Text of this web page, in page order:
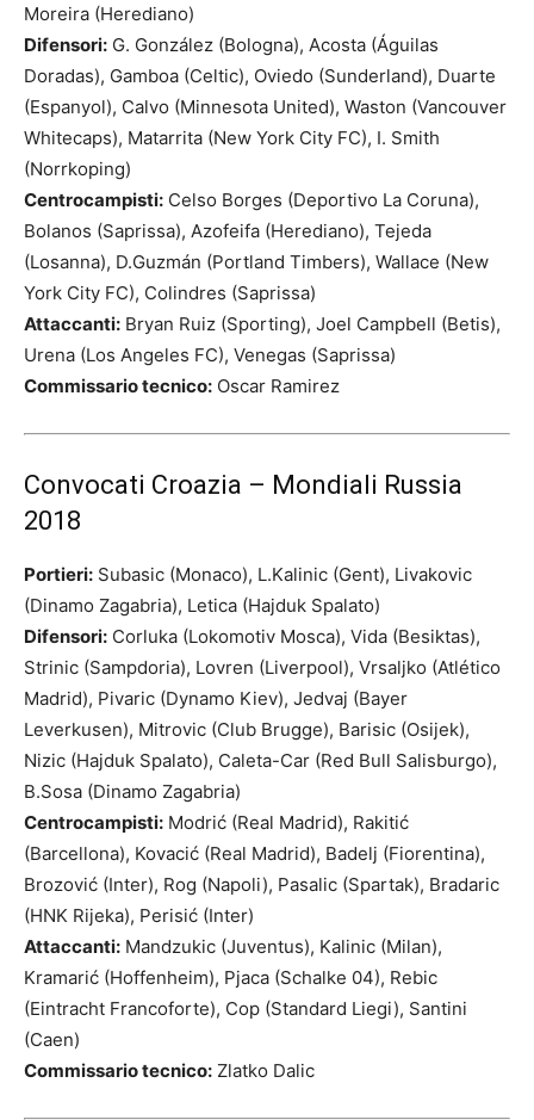
Moreira (Herediano)
Difensori: G. González (Bologna), Acosta (Águilas
Doradas), Gamboa (Celtic), Oviedo (Sunderland), Duarte
(Espanyol), Calvo (Minnesota United), Waston (Vancouver
Whitecaps), Matarrita (New York City FC), I. Smith
(Norrkoping)
Centrocampisti: Celso Borges (Deportivo La Coruna),
Bolanos (Saprissa), Azofeifa (Herediano), Tejeda
(Losanna), D.Guzmán (Portland Timbers), Wallace (New
York City FC), Colindres (Saprissa)
Attaccanti: Bryan Ruiz (Sporting), Joel Campbell (Betis),
Urena (Los Angeles FC), Venegas (Saprissa)
Commissario tecnico: Oscar Ramirez
Convocati Croazia – Mondiali Russia
2018
Portieri: Subasic (Monaco), L.Kalinic (Gent), Livakovic
(Dinamo Zagabria), Letica (Hajduk Spalato)
Difensori: Corluka (Lokomotiv Mosca), Vida (Besiktas),
Strinic (Sampdoria), Lovren (Liverpool), Vrsaljko (Atlético
Madrid), Pivaric (Dynamo Kiev), Jedvaj (Bayer
Leverkusen), Mitrovic (Club Brugge), Barisic (Osijek),
Nizic (Hajduk Spalato), Caleta-Car (Red Bull Salisburgo),
B.Sosa (Dinamo Zagabria)
Centrocampisti: Modrić (Real Madrid), Rakitić
(Barcellona), Kovacić (Real Madrid), Badelj (Fiorentina),
Brozović (Inter), Rog (Napoli), Pasalic (Spartak), Bradaric
(HNK Rijeka), Perisić (Inter)
Attaccanti: Mandzukic (Juventus), Kalinic (Milan),
Kramarić (Hoffenheim), Pjaca (Schalke 04), Rebic
(Eintracht Francoforte), Cop (Standard Liegi), Santini
(Caen)
Commissario tecnico: Zlatko Dalic